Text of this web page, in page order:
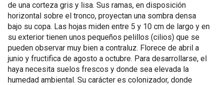
de una corteza gris y lisa. Sus ramas, en disposición
horizontal sobre el tronco, proyectan una sombra densa
bajo su copa. Las hojas miden entre 5 y 10 cm de largo y en
su exterior tienen unos pequeños pelillos (cilios) que se
pueden observar muy bien a contraluz. Florece de abril a
junio y fructifica de agosto a octubre. Para desarrollarse, el
haya necesita suelos frescos y donde sea elevada la
humedad ambiental. Su carácter es colonizador, donde